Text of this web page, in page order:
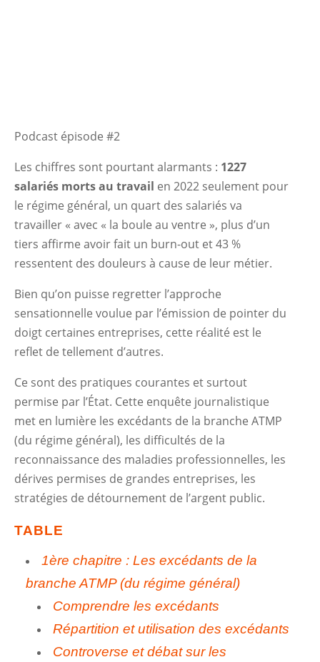
Podcast épisode #2
Les chiffres sont pourtant alarmants : 1227
salariés morts au travail en 2022 seulement pour
le régime général, un quart des salariés va
travailler « avec « la boule au ventre », plus d’un
tiers affirme avoir fait un burn-out et 43 %
ressentent des douleurs à cause de leur métier.
Bien qu’on puisse regretter l’approche
sensationnelle voulue par l’émission de pointer du
doigt certaines entreprises, cette réalité est le
reflet de tellement d’autres.
Ce sont des pratiques courantes et surtout
permise par l’État. Cette enquête journalistique
met en lumière les excédants de la branche ATMP
(du régime général), les difficultés de la
reconnaissance des maladies professionnelles, les
dérives permises de grandes entreprises, les
stratégies de détournement de l’argent public.
TABLE
1ère chapitre : Les excédants de la
branche ATMP (du régime général)
Comprendre les excédants
Répartition et utilisation des excédants
Controverse et débat sur les